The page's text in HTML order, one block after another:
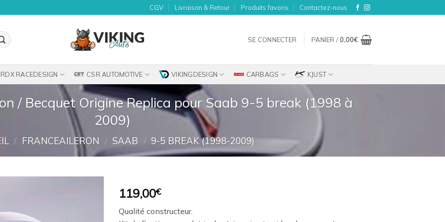
CGV Livraison & Retour Produits favoris Contactez-nous
SE CONNECTER PANIER / 0,00€
RDX RACEDESIGN CSR AUTOMOTIVE VIKINGDESIGN CARBAGS KJUST
/ Becquet Origine Replica pour Saab 9-5 break (1998 à
2009)
/ FRANCEAILERON / SAAB / 9-5 BREAK (1998-2009)
119,00€
Qualité constructeur.